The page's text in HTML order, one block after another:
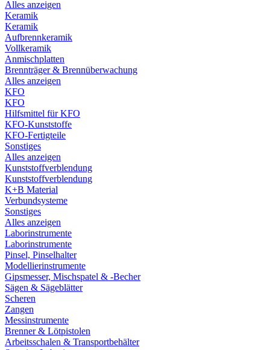
Alles anzeigen
Keramik
Keramik
Aufbrennkeramik
Vollkeramik
Anmischplatten
Brennträger & Brennüberwachung
Alles anzeigen
KFO
KFO
Hilfsmittel für KFO
KFO-Kunststoffe
KFO-Fertigteile
Sonstiges
Alles anzeigen
Kunststoffverblendung
Kunststoffverblendung
K+B Material
Verbundsysteme
Sonstiges
Alles anzeigen
Laborinstrumente
Laborinstrumente
Pinsel, Pinselhalter
Modellierinstrumente
Gipsmesser, Mischspatel & -Becher
Sägen & Sägeblätter
Scheren
Zangen
Messinstrumente
Brenner & Lötpistolen
Arbeitsschalen & Transportbehälter